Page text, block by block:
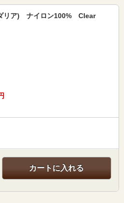
リア) ナイロン100% Clear
カートに入れる